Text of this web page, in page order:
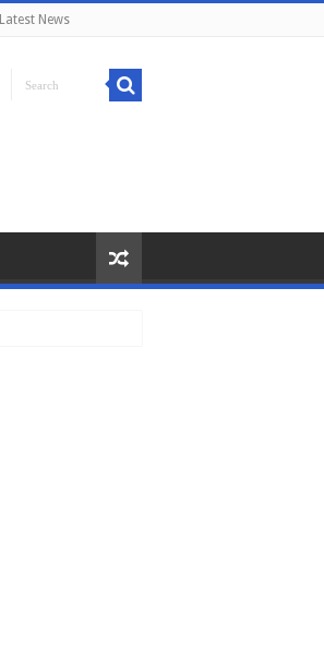
Latest News